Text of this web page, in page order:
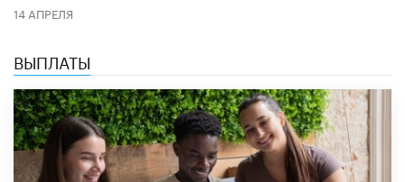
14 АПРЕЛЯ
ВЫПЛАТЫ